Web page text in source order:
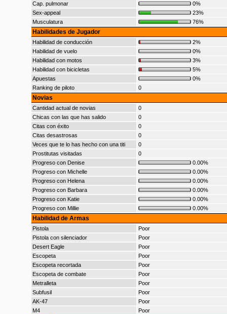
Cap. pulmonar
0%
Sex-appeal
23%
Musculatura
76%
Habilidades de Jugador
Habilidad de conducción
2%
Habilidad de vuelo
0%
Habilidad con motos
3%
Habilidad con bicicletas
5%
Apuestas
0%
Ranking de piloto
0
Novias
Cantidad actual de novias
0
Chicas con las que has salido
0
Citas con éxito
0
Citas desastrosas
0
Veces que te lo has hecho con una titi
0
Prostitutas visitadas
0
Progreso con Denise
0.00%
Progreso con Michelle
0.00%
Progreso con Helena
0.00%
Progreso con Barbara
0.00%
Progreso con Katie
0.00%
Progreso con Millie
0.00%
Habilidad de Armas
Pistola
Poor
Pistola con silenciador
Poor
Desert Eagle
Poor
Escopeta
Poor
Escopeta recortada
Poor
Escopeta de combate
Poor
Metralleta
Poor
Subfusil
Poor
AK-47
Poor
M4
Poor